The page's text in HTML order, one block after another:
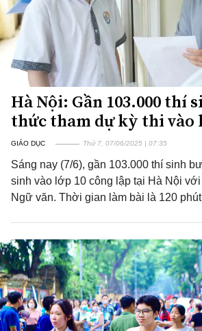
Hà Nội: Gần 103.000 thí
thức tham dự kỳ thi vào
GIÁO DỤC Thứ 7, 07/06/2025 | 07:35
Sáng nay (7/6), gần 103.000 thí sinh
sinh vào lớp 10 công lập tại Hà Nội
Ngữ văn. Thời gian làm bài là 120